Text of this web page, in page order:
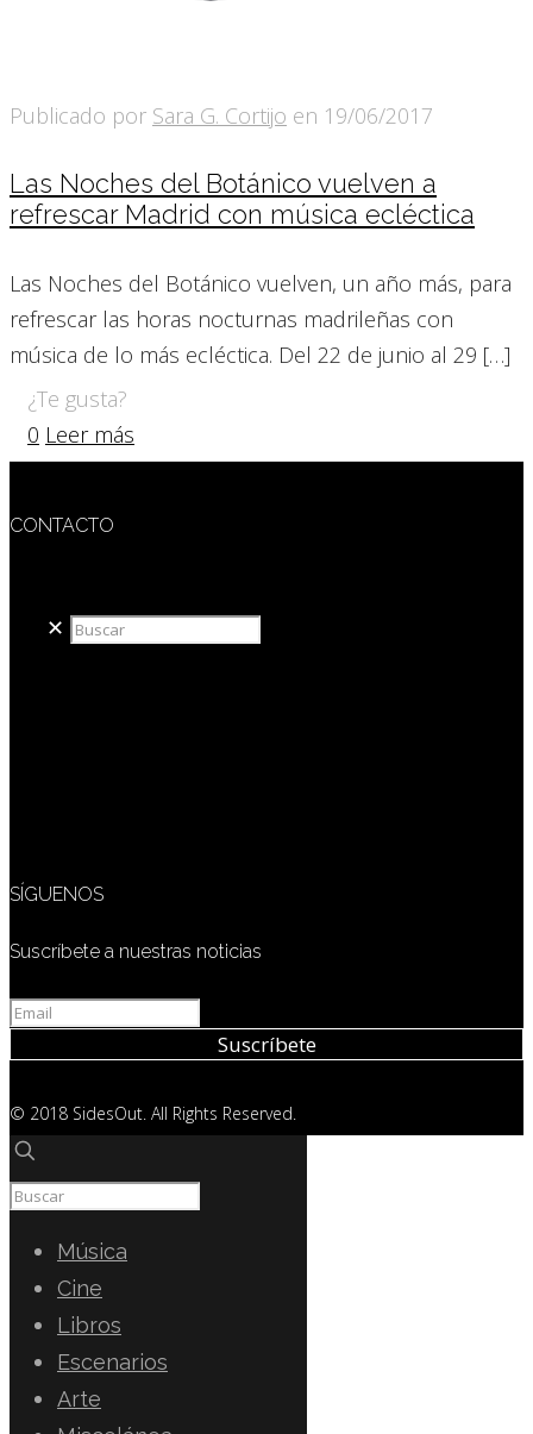
Publicado por Sara G. Cortijo en 19/06/2017
Las Noches del Botánico vuelven a
refrescar Madrid con música ecléctica
Las Noches del Botánico vuelven, un año más, para
refrescar las horas nocturnas madrileñas con
música de lo más ecléctica. Del 22 de junio al 29 […]
¿Te gusta?
0 Leer más
CONTACTO
✕
SÍGUENOS
Suscríbete a nuestras noticias
© 2018 SidesOut. All Rights Reserved.
Música
Cine
Libros
Escenarios
Arte